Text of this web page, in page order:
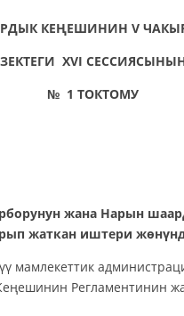
КЕҢЕШИНИН V
ТЕГИ ХVI
№ 1 ТОКТОМУ
жана Нарын
жаткан иштери
мамлекеттик
Регламентинин